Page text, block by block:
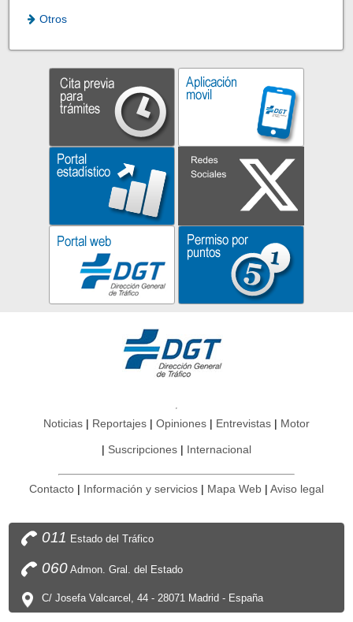
Otros
Noticias Reportajes Opiniones Entrevistas Motor
Suscripciones Internacional
Contacto Información y servicios Mapa Web Aviso legal
011 Estado del Tráfico
060Admon. Gral. del Estado
C/ Josefa Valcarcel, 44 - 28071 Madrid - España